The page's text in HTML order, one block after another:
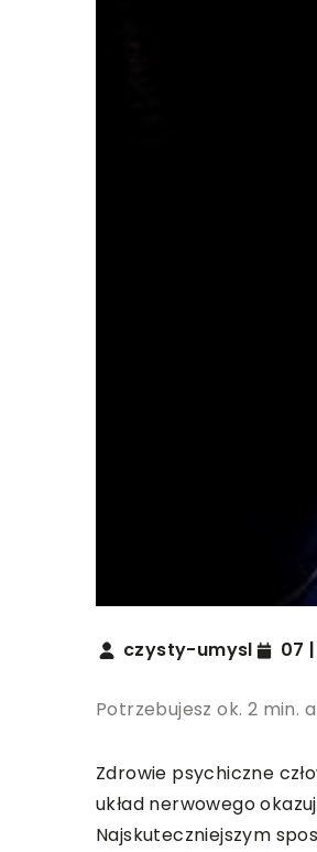
czysty-umysl 07
Potrzebujesz ok. 2 min.
Zdrowie psychiczne
układ nerwowego
Najskuteczniejszym